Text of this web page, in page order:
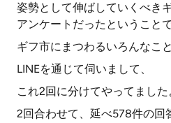
姿勢として伸ばしていくべき
アンケートだったということで
ギフ市にまつわるいろんなこ
LINEを通じて伺いまして、
これ2回に分けてやってました
2回合わせて、延べ578件の回